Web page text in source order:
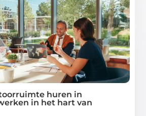
huren in
in het hart van